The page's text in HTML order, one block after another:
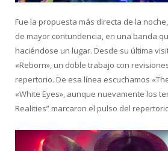
Fue la propuesta más directa de la
de mayor contundencia, en una banda
haciéndose un lugar. Desde su última
«Reborn», un doble trabajo con
repertorio. De esa línea escuchamos
«White Eyes», aunque nuevamente los
Realities” marcaron el pulso del